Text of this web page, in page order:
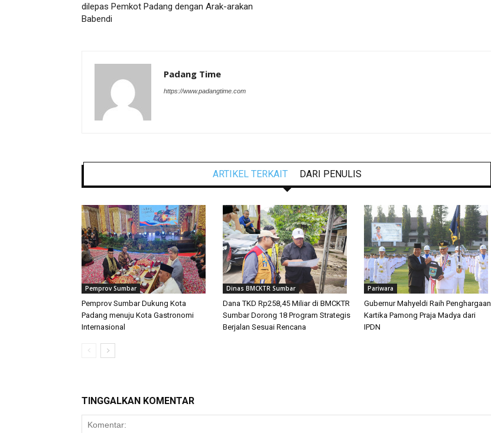
dilepas Pemkot Padang dengan Arak-arakan
Babendi
Padang Time
https://www.padangtime.com
ARTIKEL TERKAIT DARI PENULIS
Pemprov Sumbar
Pemprov Sumbar Dukung Kota
Padang menuju Kota Gastronomi
Internasional
Dinas BMCKTR Sumbar
Dana TKD Rp258,45 Miliar di BMCKTR
Sumbar Dorong 18 Program Strategis
Berjalan Sesuai Rencana
Pariwara
Gubernur Mahyeldi Raih Penghargaan
Kartika Pamong Praja Madya dari
IPDN
TINGGALKAN KOMENTAR